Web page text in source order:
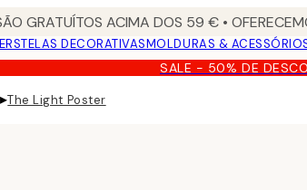
GRATUÍTOS ACIMA DOS 59 € •
TELAS DECORATIVASMOLDURAS &
SALE - 50% DE
▸The Light Poster